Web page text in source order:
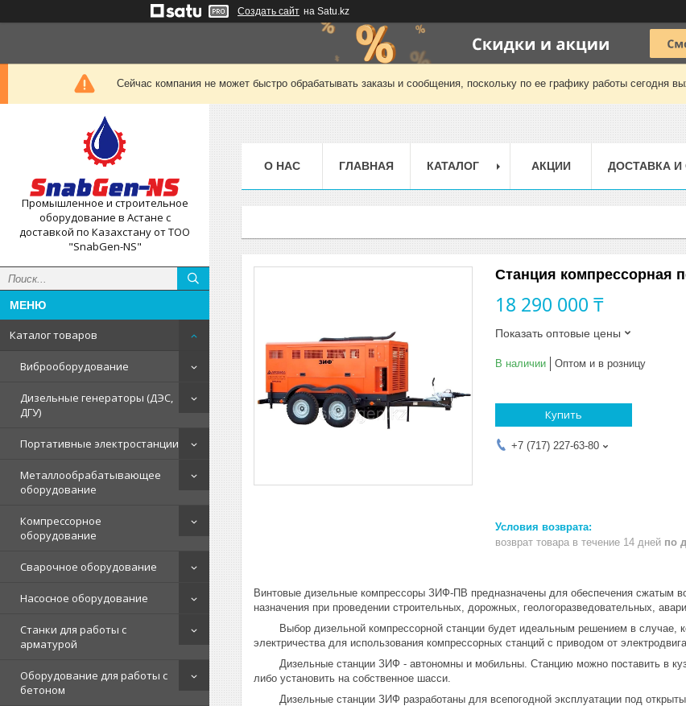
Создать сайт на Satu.kz
Сейчас компания не может быстро обрабатывать заказы и сообщения, поскольку по ее графику работы сегодня
Промышленное и строительное
оборудование в Астане с
доставкой по Казахстану от ТОО
"SnabGen-NS"
Каталог товаров
Виброоборудование
Дизельные генераторы (ДЭС,
ДГУ)
Портативные электростанции
Металлообрабатывающее
оборудование
Компрессорное
оборудование
Сварочное оборудование
Насосное оборудование
Станки для работы с
арматурой
Оборудование для работы с
бетоном
О НАС ГЛАВНАЯ КАТАЛОГ АКЦИИ ДОСТАВКА И
Станция компрессорная
18 290 000 ₸
Показать оптовые цены
В наличии Оптом и в розницу
Купить
+7 (717) 227-63-80
возврат товара в течение 14 дней по
Винтовые дизельные компрессоры ЗИФ-ПВ предназначены для обеспечения сжатым
назначения при проведении строительных, дорожных, геологоразведовательных,
Выбор дизельной компрессорной станции будет идеальным решением в случае,
электричества для использования компрессорных станций с приводом от
Дизельные станции ЗИФ - автономны и мобильны. Станцию можно поставить в
либо установить на собственное шасси.
Дизельные станции ЗИФ разработаны для всепогодной эксплуатации под